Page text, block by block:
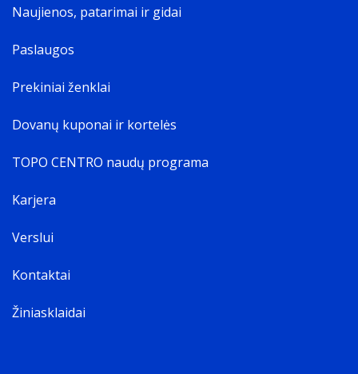
Naujienos, patarimai ir gidai
Paslaugos
Prekiniai ženklai
Dovanų kuponai ir kortelės
TOPO CENTRO naudų programa
Karjera
Verslui
Kontaktai
Žiniasklaidai